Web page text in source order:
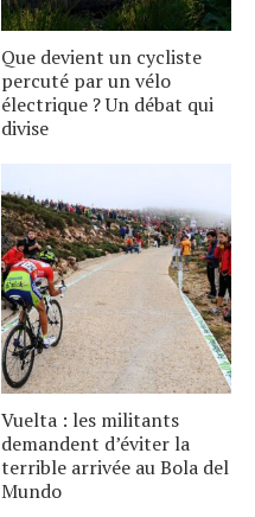
Que devient un cycliste
percuté par un vélo
électrique ? Un débat qui
divise
Vuelta : les militants
demandent d’éviter la
terrible arrivée au Bola del
Mundo